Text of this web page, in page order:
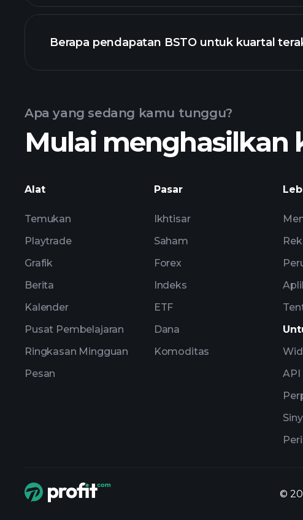
Berapa pendapatan BSTO untuk kuartal
Apa yang sedang kamu tunggu?
Mulai menghasilkan
Alat
Temukan
Playtrade
Grafik
Berita
Kalender
Pusat Pembelajaran
Ringkasan Mingguan
Pesan
Pasar
Ikhtisar
Saham
Forex
Indeks
ETF
Dana
Komoditas
API
©